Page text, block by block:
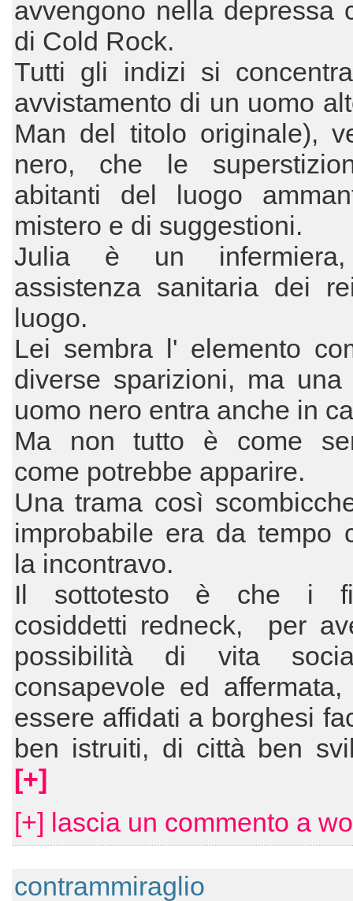
avvengono nella depressa
di Cold Rock.
Tutti gli indizi si
avvistamento di un uomo
Man del titolo originale),
nero, che le
abitanti del luogo
mistero e di suggestioni.
Julia è un
assistenza sanitaria dei
luogo.
Lei sembra l' elemento
diverse sparizioni, ma
uomo nero entra anche in
Ma non tutto è come
come potrebbe apparire.
Una trama così
improbabile era da tempo
la incontravo.
Il sottotesto è che i
cosiddetti redneck, per
possibilità di vita
consapevole ed affermata,
essere affidati a borghesi
ben istruiti, di città ben
[+]
[+] lascia un commento a
contrammiraglio